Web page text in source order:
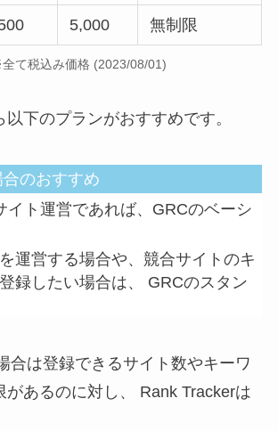
5,000 無制限
て税込み価格 (2023/08/01)
下のプランがおすすめです。
のおすすめ
イト運営であれば、GRCのベーシ
運営する場合や、競合サイトのキ
録したい場合は、 GRCのスタン
合は登録できるサイト数やキーワ
があるのに対し、 Rank Trackerは